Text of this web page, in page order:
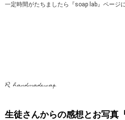
一定時間がたちましたら『soap lab』ページ
生徒さんからの感想とお写真